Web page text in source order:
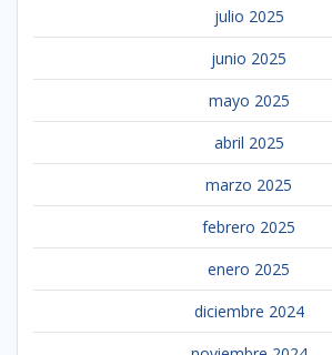
julio 2025
junio 2025
mayo 2025
abril 2025
marzo 2025
febrero 2025
enero 2025
diciembre 2024